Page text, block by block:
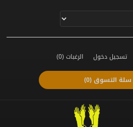
تسجيل دخول الرغبات(0)
سلة التسوق(0)